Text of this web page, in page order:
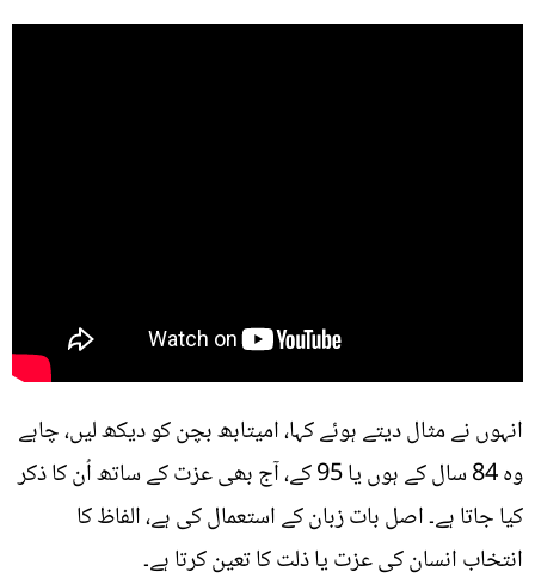
انہوں نے مثال دیتے ہوئے کہا، امیتابھ بچن کو دیکھ لیں، چاہے
وہ 84 سال کے ہوں یا 95 کے، آج بھی عزت کے ساتھ اُن کا ذکر
کیا جاتا ہے۔ اصل بات زبان کے استعمال کی ہے، الفاظ کا
انتخاب انسان کی عزت یا ذلت کا تعین کرتا ہے۔